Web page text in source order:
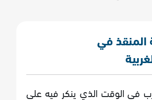
في
في الوقت الذي ينكر فيه على